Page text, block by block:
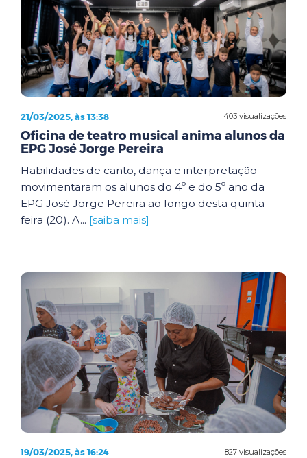
403 visualizações
21/03/2025, às 13:38
Oficina de teatro musical anima alunos da
EPG José Jorge Pereira
Habilidades de canto, dança e interpretação
movimentaram os alunos do 4º e do 5º ano da
EPG José Jorge Pereira ao longo desta quinta-
feira (20). A... [saiba mais]
827 visualizações
19/03/2025, às 16:24